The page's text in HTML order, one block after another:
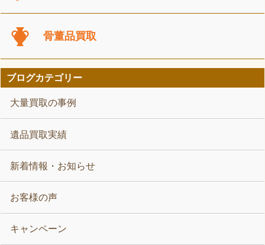
骨董品買取
ブログカテゴリー
大量買取の事例
遺品買取実績
新着情報・お知らせ
お客様の声
キャンペーン